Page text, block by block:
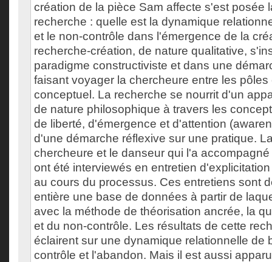
création de la pièce Sam affecte s'est posée
recherche : quelle est la dynamique
et le non-contrôle dans l'émergence de la
recherche-création, de nature qualitative,
paradigme constructiviste et dans une
faisant voyager la chercheure entre les pôles
conceptuel. La recherche se nourrit d'un
de nature philosophique à travers les
de liberté, d'émergence et d'attention
d'une démarche réflexive sur une pratique.
chercheure et le danseur qui l'a
ont été interviewés en entretien
au cours du processus. Ces entretiens sont
entière une base de données à partir de
avec la méthode de théorisation ancrée, la
et du non-contrôle. Les résultats de cette
éclairent sur une dynamique relationnelle de
contrôle et l'abandon. Mais il est aussi